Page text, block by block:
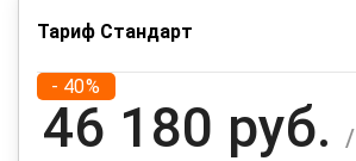
Тариф Стандарт
- 40%
46 180 руб.